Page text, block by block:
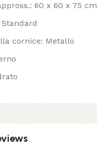
60 x 60 x 75 cm
cornice: Metallo